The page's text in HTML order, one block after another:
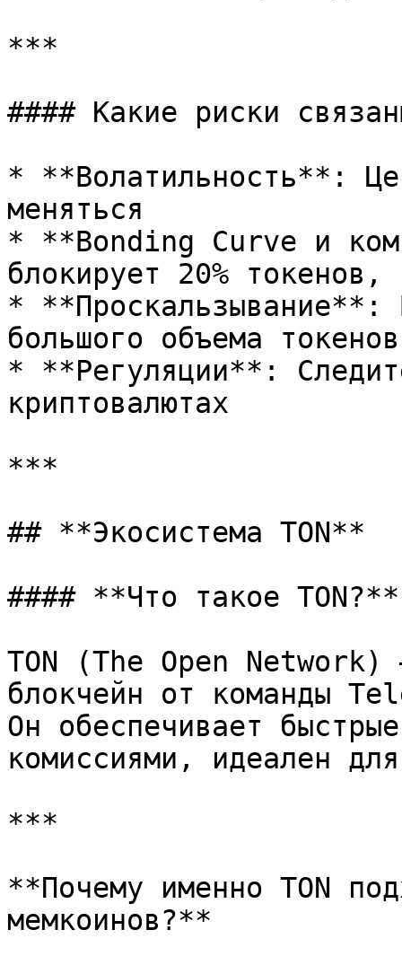
***
#### Какие риски
* **Волатильность**:
меняться
* **Bonding Curve и
блокирует 20% токенов,
* **Проскальзывание**:
большого объема токенов
* **Регуляции**:
криптовалютах
***
## **Экосистема TON**
#### **Что такое TON?**
TON (The Open Network)
блокчейн от команды
Он обеспечивает
комиссиями, идеален
***
**Почему именно TON
мемкоинов?**